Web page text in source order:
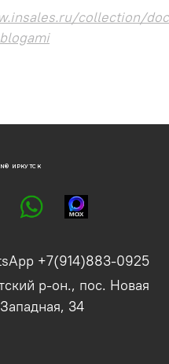
collection/
+7(914)883-0925
р-он., пос. Новая
34
ИРКУТСК